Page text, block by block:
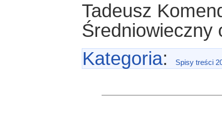
Tadeusz
Średniowieczny
Kategoria: Spisy treści